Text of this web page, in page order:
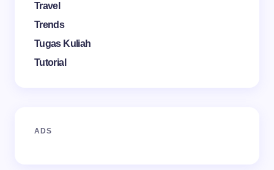
Travel
Trends
Tugas Kuliah
Tutorial
ADS